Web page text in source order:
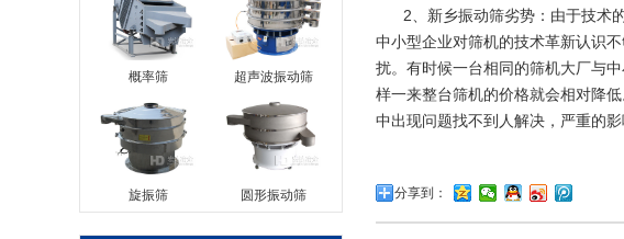
概率筛 超声波振动筛
旋振筛 圆形振动筛
2、新乡振动筛劣势：由于技术
中小型企业对筛机的技术革新认识
扰。有时候一台相同的筛机大厂与
样一来整台筛机的价格就会相对降
中出现问题找不到人解决，严重的
分享到：